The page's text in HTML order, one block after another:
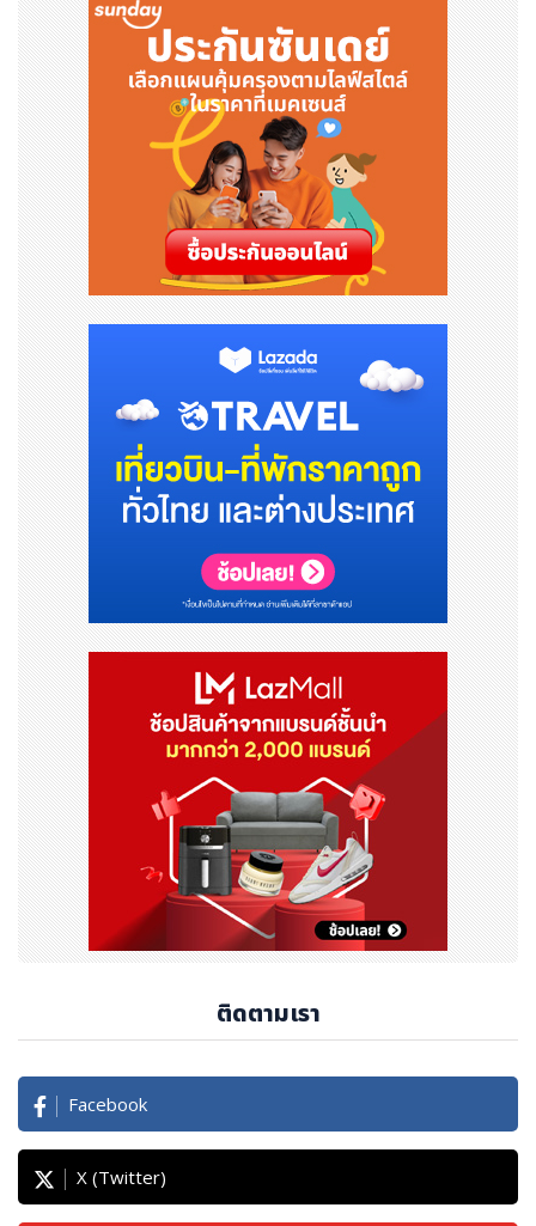
ติดตามเรา
Facebook
X (Twitter)